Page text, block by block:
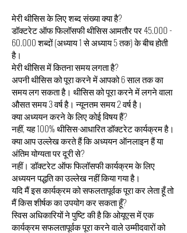
मेरी थीसिस के लिए शब्द संख्या क्या है?
डॉक्टरेट ऑफ फिलॉसफी थीसिस आमतौर पर45.000 -
60.000शब्दों (अध्याय 1 से अध्याय 5 तक) के बीच होती
है।
मेरी थीसिस में कितना समय लगता है?
अपनी थीसिस को पूरा करने में आपको 6 साल तक का
समय लग सकता है। थीसिस को पूरा करने में लगने वाला
औसत समय 3 वर्ष है। न्यूनतम समय 2 वर्ष है।
क्या अध्ययन करने के लिए कोई विषय हैं?
नहीं, यह 100% थीसिस-आधारित डॉक्टरेट कार्यक्रम है।
क्या आप उल्लेख करते हैं कि अध्ययन ऑनलाइन हैं या
अंतिम योग्यता पर दूरी से?
नहीं। डॉक्टरेट ऑफ फिलॉसफी कार्यक्रम के लिए
अध्ययन पद्धति का उल्लेख नहीं किया गया है।
यदि मैं इस कार्यक्रम को सफलतापूर्वक पूरा कर लेता हूँ तो
मैं किस शीर्षक का उपयोग कर सकता हूँ?
स्विस अधिकारियों ने पुष्टि की है कि ओयूएस में एक
कार्यक्रम सफलतापूर्वक पूरा करने वाले उम्मीदवारों को